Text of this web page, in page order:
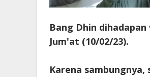
Bang Dhin
Jum'at (10/02/23).
Karena